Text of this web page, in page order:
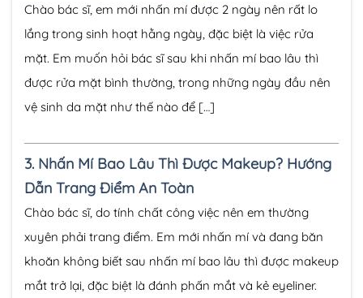
Chào bác sĩ, em mới nhấn mí được 2 ngày nên rất lo
lắng trong sinh hoạt hằng ngày, đặc biệt là việc rửa
mặt. Em muốn hỏi bác sĩ sau khi nhấn mí bao lâu thì
được rửa mặt bình thường, trong những ngày đầu nên
vệ sinh da mặt như thế nào để […]
3. Nhấn Mí Bao Lâu Thì Được Makeup? Hướng
Dẫn Trang Điểm An Toàn
Chào bác sĩ, do tính chất công việc nên em thường
xuyên phải trang điểm. Em mới nhấn mí và đang băn
khoăn không biết sau nhấn mí bao lâu thì được makeup
mắt trở lại, đặc biệt là đánh phấn mắt và kẻ eyeliner.